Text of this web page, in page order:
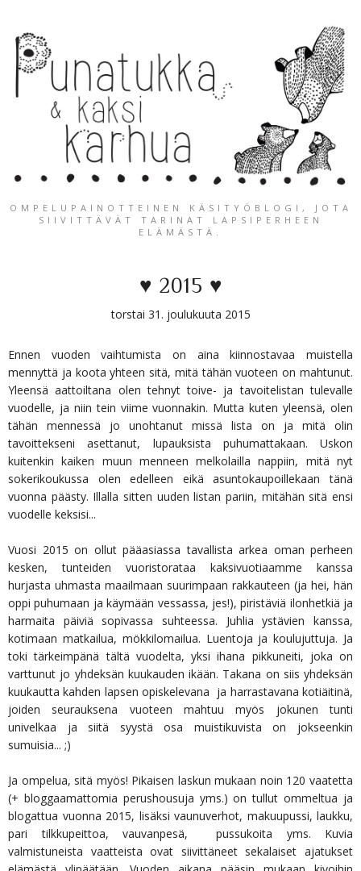
OMPELUPAINOTTEINEN KÄSITYÖBLOGI, JOTA
SIIVITTÄVÄT TARINAT LAPSIPERHEEN
ELÄMÄSTÄ.
♥ 2015 ♥
torstai 31. joulukuuta 2015
Ennen vuoden vaihtumista on aina kiinnostavaa muistella
mennyttä ja koota yhteen sitä, mitä tähän vuoteen on mahtunut.
Yleensä aattoiltana olen tehnyt toive- ja tavoitelistan tulevalle
vuodelle, ja niin tein viime vuonnakin. Mutta kuten yleensä, olen
tähän mennessä jo unohtanut missä lista on ja mitä olin
tavoittekseni asettanut, lupauksista puhumattakaan. Uskon
kuitenkin kaiken muun menneen melkolailla nappiin, mitä nyt
sokerikoukussa olen edelleen eikä asuntokaupoillekaan tänä
vuonna päästy. Illalla sitten uuden listan pariin, mitähän sitä ensi
vuodelle keksisi...
Vuosi 2015 on ollut pääasiassa tavallista arkea oman perheen
kesken, tunteiden vuoristorataa kaksivuotiaamme kanssa
hurjasta uhmasta maailmaan suurimpaan rakkauteen (ja hei, hän
oppi puhumaan ja käymään vessassa, jes!), piristäviä ilonhetkiä ja
harmaita päiviä sopivassa suhteessa. Juhlia ystävien kanssa,
kotimaan matkailua, mökkilomailua. Luentoja ja koulujuttuja. Ja
toki tärkeimpänä tältä vuodelta, yksi ihana pikkuneiti, joka on
varttunut jo yhdeksän kuukauden ikään. Takana on siis yhdeksän
kuukautta kahden lapsen opiskelevana ja harrastavana kotiäitinä,
joiden seurauksena vuoteen mahtuu myös jokunen tunti
univelkaa ja siitä syystä osa muistikuvista on jokseenkin
sumuisia... ;)
Ja ompelua, sitä myös! Pikaisen laskun mukaan noin 120 vaatetta
(+ bloggaamattomia perushousuja yms.) on tullut ommeltua ja
blogattua vuonna 2015, lisäksi vaunuverhot, makuupussi, laukku,
pari tilkkupeittoa, vauvanpesä, pussukoita yms. Kuvia
valmistuneista vaatteista ovat siivittäneet sekalaiset ajatukset